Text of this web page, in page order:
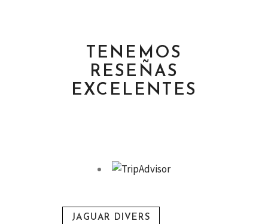
TENEMOS
RESEÑAS
EXCELENTES
JAGUAR DIVERS